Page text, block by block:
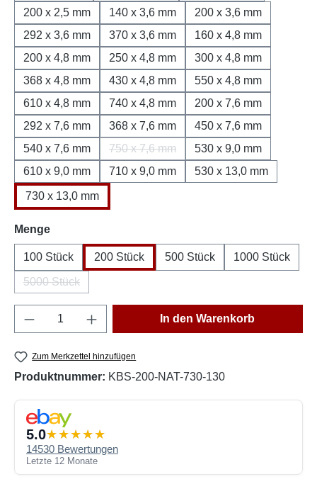
200 x 2,5 mm
140 x 3,6 mm
200 x 3,6 mm
292 x 3,6 mm
370 x 3,6 mm
160 x 4,8 mm
200 x 4,8 mm
250 x 4,8 mm
300 x 4,8 mm
368 x 4,8 mm
430 x 4,8 mm
550 x 4,8 mm
610 x 4,8 mm
740 x 4,8 mm
200 x 7,6 mm
292 x 7,6 mm
368 x 7,6 mm
450 x 7,6 mm
540 x 7,6 mm
750 x 7,6 mm
(Diese Option ist zurzeit nicht
530 x 9,0 mm
610 x 9,0 mm
710 x 9,0 mm 530 x 13,0 mm
730 x 13,0 mm
Mengeauswählen
100 Stück 200 Stück 500 Stück 1000 Stück
5000 Stück
(Diese Option ist zurzeit nicht verfügbar.)
Produkt Anzahl: Gib den gewünschten
In den Warenkorb
Zum Merkzettel hinzufügen
Produktnummer: KBS-200-NAT-730-130
5.0
14530 Bewertungen
Letzte 12 Monate